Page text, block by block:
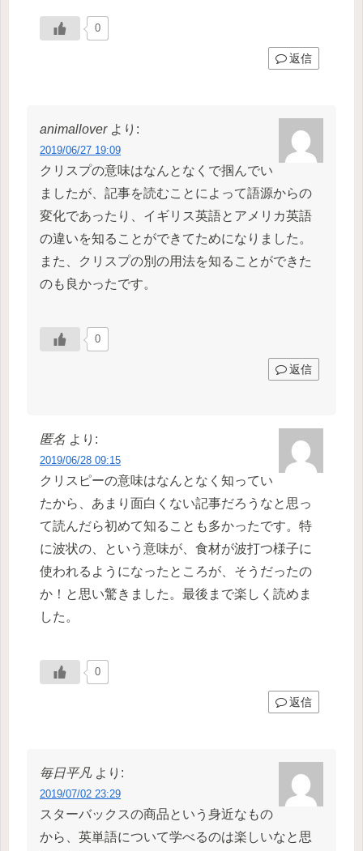
0
返信
animallover より:
2019/06/27 19:09
クリスプの意味はなんとなくで掴んでい
ましたが、記事を読むことによって語源からの
変化であったり、イギリス英語とアメリカ英語
の違いを知ることができてためになりました。
また、クリスプの別の用法を知ることができた
のも良かったです。
0
返信
匿名 より:
2019/06/28 09:15
クリスピーの意味はなんとなく知ってい
たから、あまり面白くない記事だろうなと思っ
て読んだら初めて知ることも多かったです。特
に波状の、という意味が、食材が波打つ様子に
使われるようになったところが、そうだったの
か！と思い驚きました。最後まで楽しく読めま
した。
0
返信
毎日平凡 より:
2019/07/02 23:29
スターバックスの商品という身近なもの
から、英単語について学べるのは楽しいなと思